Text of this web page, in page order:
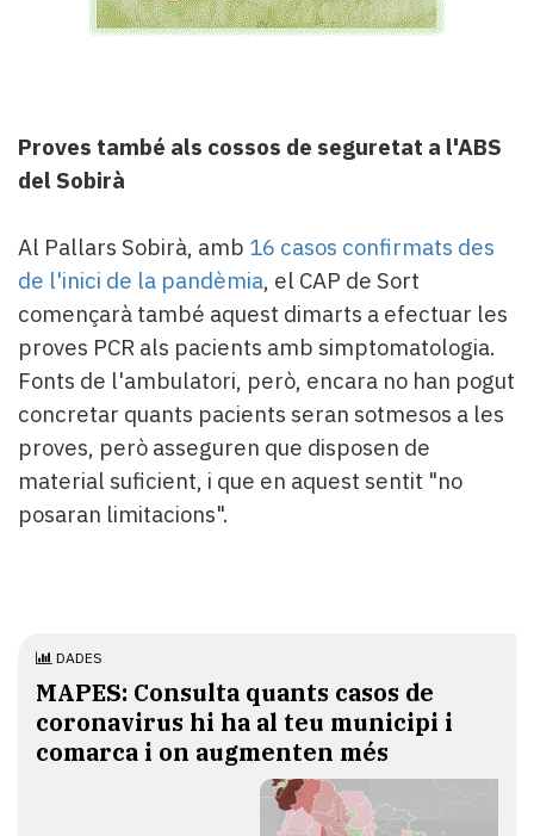
Proves també als cossos de seguretat a l'ABS
del Sobirà
Al Pallars Sobirà, amb 16 casos confirmats des
de l'inici de la pandèmia, el CAP de Sort
començarà també aquest dimarts a efectuar les
proves PCR als pacients amb simptomatologia.
Fonts de l'ambulatori, però, encara no han pogut
concretar quants pacients seran sotmesos a les
proves, però asseguren que disposen de
material suficient, i que en aquest sentit "no
posaran limitacions".
DADES
MAPES: Consulta quants casos de
coronavirus hi ha al teu municipi i
comarca i on augmenten més